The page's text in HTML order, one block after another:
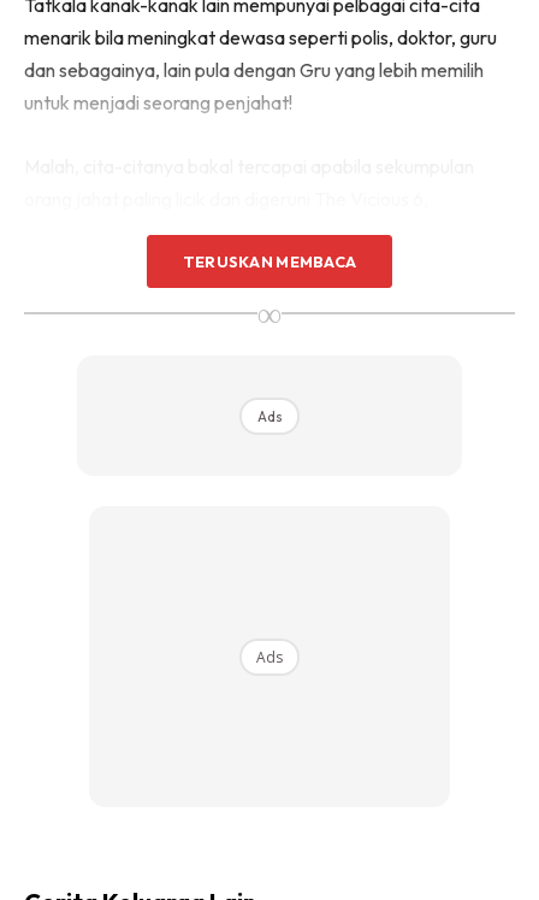
Tatkala kanak-kanak lain mempunyai pelbagai cita-cita
menarik bila meningkat dewasa seperti polis, doktor, guru
dan sebagainya, lain pula dengan Gru yang lebih memilih
untuk menjadi seorang penjahat!
memanggilnya datang untuk temuduga sebagai salah
seorang ahli mereka.TERUSKAN MEMBACA
∞
Ads
Ads